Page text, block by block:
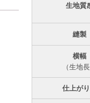
生地質
縫製
横幅
（生地長
仕上が